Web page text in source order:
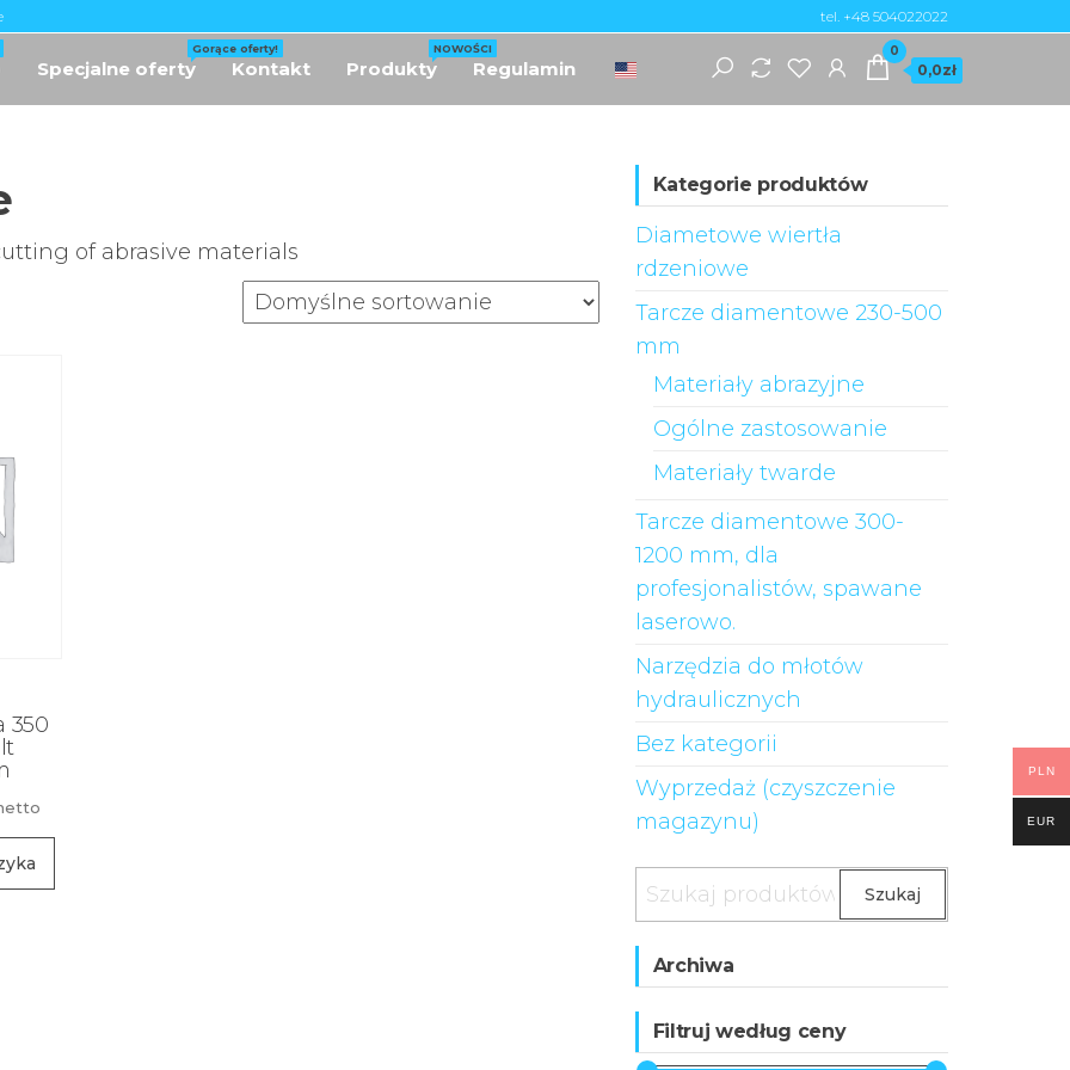
tel. +48 504022022
0
0,0zł
Specjalne oferty
Gorące oferty!
Kontakt Produkty
NOWOŚCI
Regulamin
of abrasive materials
350
Kategorie produktów
Diametowe wiertła
rdzeniowe
Tarcze diamentowe 230-500
mm
Materiały abrazyjne
Ogólne zastosowanie
Materiały twarde
Tarcze diamentowe 300-
1200 mm, dla
profesjonalistów, spawane
laserowo.
Narzędzia do młotów
hydraulicznych
Bez kategorii
Wyprzedaż (czyszczenie
magazynu)
Szukaj: Szukaj
Archiwa
Filtruj według ceny
PLN
EUR